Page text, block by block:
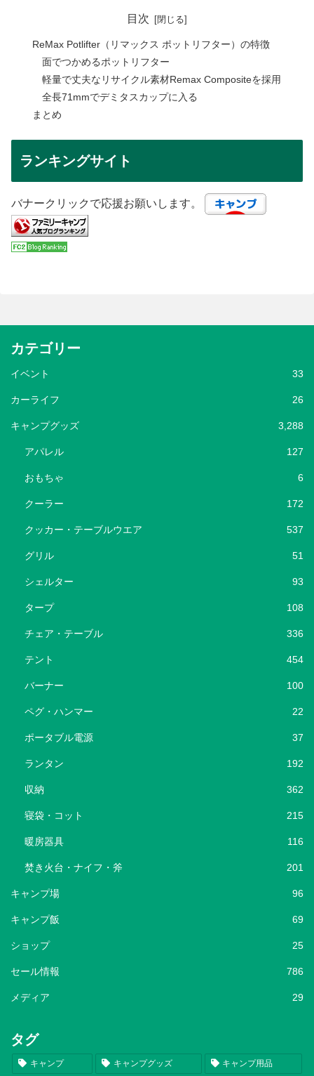
目次
ReMax Potlifter（リマックス ポットリフター）の特徴
面でつかめるポットリフター
軽量で丈夫なリサイクル素材Remax Compositeを採用
全長71mmでデミタスカップに入る
まとめ
ランキングサイト
バナークリックで応援お願いします。
カテゴリー
イベント 33
カーライフ 26
キャンプグッズ 3,288
アパレル 127
おもちゃ 6
クーラー 172
クッカー・テーブルウエア 537
グリル 51
シェルター 93
タープ 108
チェア・テーブル 336
テント 454
バーナー 100
ペグ・ハンマー 22
ポータブル電源 37
ランタン 192
収納 362
寝袋・コット 215
暖房器具 116
焚き火台・ナイフ・斧 201
キャンプ場 96
キャンプ飯 69
ショップ 25
セール情報 786
メディア 29
タグ
キャンプ キャンプグッズ キャンプ用品